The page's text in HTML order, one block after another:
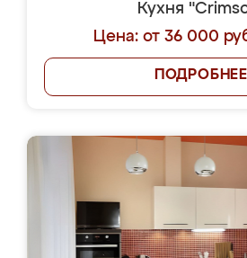
Кухня
Цена: от 36 000
ПОДРОБНЕЕ